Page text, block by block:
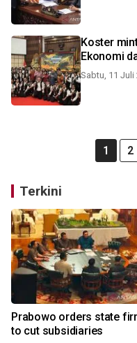
Koster
Ekonomi
Sabtu, 11 Juli
1 2
Terkini
Prabowo orders state
to cut subsidiaries